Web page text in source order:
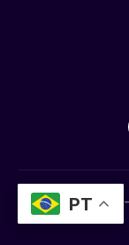
© 2024 -
PT